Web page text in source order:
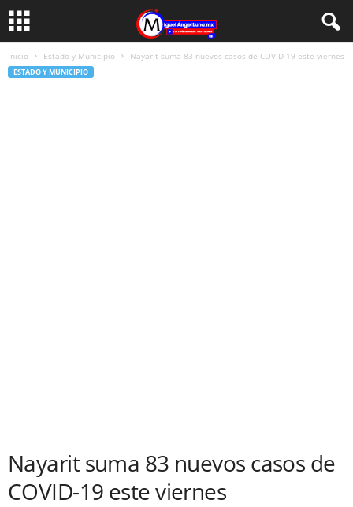
Inicio Estado y Municipio Nayarit suma 83 nuevos casos de COVID-19 este viernes
ESTADO Y MUNICIPIO
Nayarit suma 83 nuevos casos de
COVID-19 este viernes